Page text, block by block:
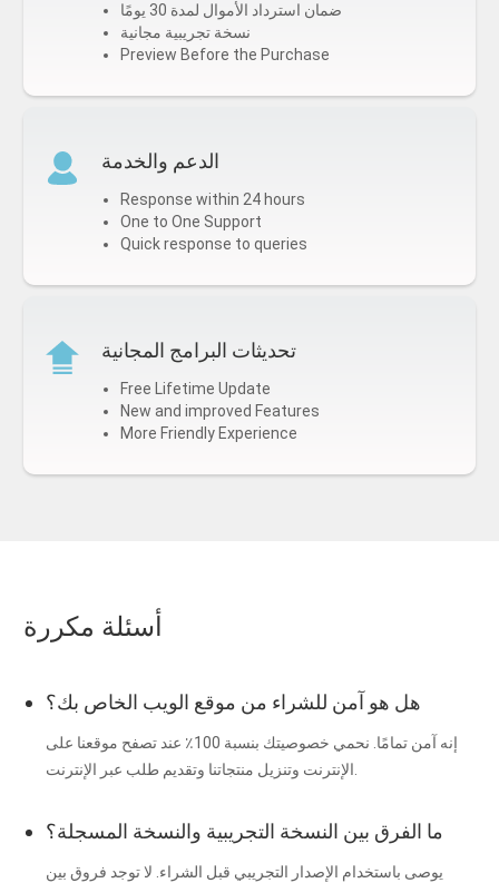
ضمان استرداد الأموال لمدة 30 يومًا
نسخة تجريبية مجانية
Preview Before the Purchase
الدعم والخدمة
Response within 24 hours
One to One Support
Quick response to queries
تحديثات البرامج المجانية
Free Lifetime Update
New and improved Features
More Friendly Experience
أسئلة مكررة
هل هو آمن للشراء من موقع الويب الخاص بك؟
إنه آمن تمامًا. نحمي خصوصيتك بنسبة 100٪ عند تصفح موقعنا على
الإنترنت وتنزيل منتجاتنا وتقديم طلب عبر الإنترنت.
ما الفرق بين النسخة التجريبية والنسخة المسجلة؟
يوصى باستخدام الإصدار التجريبي قبل الشراء. لا توجد فروق بين